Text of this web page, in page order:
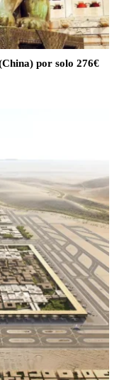
por solo 276€